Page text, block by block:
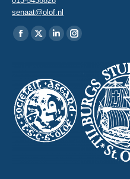
senaat@olof.nl
Vind ons op:
Facebook
in
new
window
X
in
new
window
Linkedin
in
new
window
Instagram
new
window